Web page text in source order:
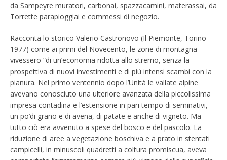
da Sampeyre muratori, carbonai, spazzacamini, materassai, da
Torrette parapioggiai e commessi di negozio.
Racconta lo storico Valerio Castronovo (Il Piemonte, Torino
1977) come ai primi del Novecento, le zone di montagna
vivessero “di un’economia ridotta allo stremo, senza la
prospettiva di nuovi investimenti e di più intensi scambi con la
pianura. Nel primo ventennio dopo l’Unità le vallate alpine
avevano conosciuto una ulteriore avanzata della piccolissima
impresa contadina e l’estensione in pari tempo di seminativi,
un po’di grano e di avena, di patate e anche di vigneto. Ma
tutto ciò era avvenuto a spese del bosco e del pascolo. La
riduzione di aree a vegetazione boschiva e a prato in stentati
campicelli, in minuscoli quadretti a coltura promiscua, aveva